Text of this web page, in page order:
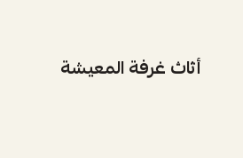
أثاث غرفة المعيشة